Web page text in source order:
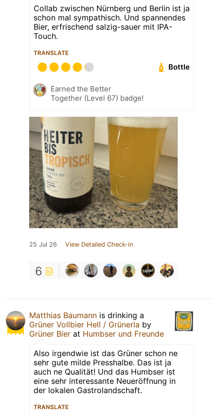
Collab zwischen Nürnberg und Berlin ist ja
schon mal sympathisch. Und spannendes
Bier, erfrischend salzig-sauer mit IPA-
Touch.
TRANSLATE
Bottle
Earned the Better
Together (Level 67) badge!
25 Jul 26 View Detailed Check-in
6
Matthias Baumann is drinking a
Grüner Vollbier Hell / Grünerla by
Grüner Bier at Humbser und Freunde
Also irgendwie ist das Grüner schon ne
sehr gute milde Presshalbe. Das ist ja
auch ne Qualität! Und das Humbser ist
eine sehr interessante Neueröffnung in
der lokalen Gastrolandschaft.
TRANSLATE